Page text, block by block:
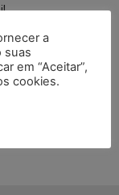
tornam-se
da proibição
a
suas
em “Aceitar”,
cookies.